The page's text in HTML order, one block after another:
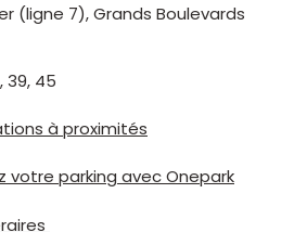
(ligne 7), Grands Boulevards
39, 45
à proximités
votre parking avec Onepark